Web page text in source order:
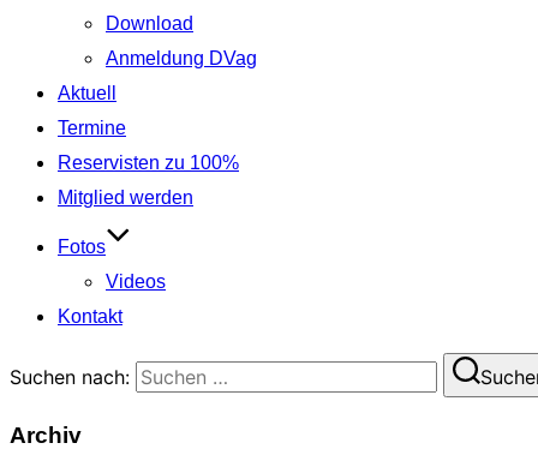
Download
Anmeldung DVag
Aktuell
Termine
Reservisten zu 100%
Mitglied werden
Fotos
Videos
Kontakt
Suchen nach:
Archiv